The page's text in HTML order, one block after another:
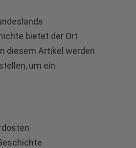
bietet der Ort
diesem Artikel werden
um ein